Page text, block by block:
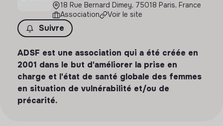
18 Rue Bernard Dimey, 75018 Paris, France
Association
Voir le site
Suivre
ADSF est une association qui a été créée en
2001 dans le but d'améliorer la prise en
charge et l'état de santé globale des femmes
en situation de vulnérabilité et/ou de
précarité.